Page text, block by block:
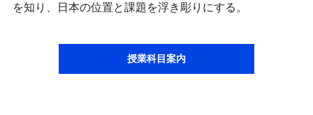
を知り、日本の位置と課題を浮き彫りにする。
授業科目案内